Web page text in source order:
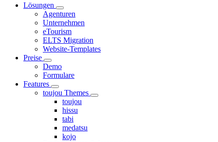
Lösungen
Agenturen
Unternehmen
eTourism
ELTS Migration
Website-Templates
Preise
Demo
Formulare
Features
toujou Themes
toujou
hissu
tabi
medatsu
kojo